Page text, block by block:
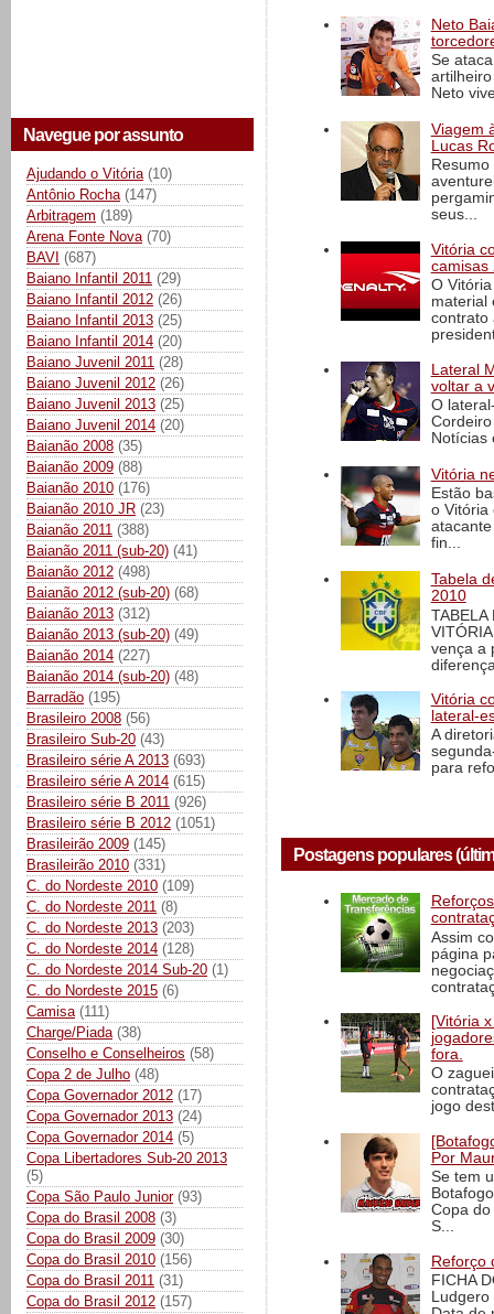
Navegue por assunto
Ajudando o Vitória (10)
Antônio Rocha (147)
Arbitragem (189)
Arena Fonte Nova (70)
BAVI (687)
Baiano Infantil 2011 (29)
Baiano Infantil 2012 (26)
Baiano Infantil 2013 (25)
Baiano Infantil 2014 (20)
Baiano Juvenil 2011 (28)
Baiano Juvenil 2012 (26)
Baiano Juvenil 2013 (25)
Baiano Juvenil 2014 (20)
Baianão 2008 (35)
Baianão 2009 (88)
Baianão 2010 (176)
Baianão 2010 JR (23)
Baianão 2011 (388)
Baianão 2011 (sub-20) (41)
Baianão 2012 (498)
Baianão 2012 (sub-20) (68)
Baianão 2013 (312)
Baianão 2013 (sub-20) (49)
Baianão 2014 (227)
Baianão 2014 (sub-20) (48)
Barradão (195)
Brasileiro 2008 (56)
Brasileiro Sub-20 (43)
Brasileiro série A 2013 (693)
Brasileiro série A 2014 (615)
Brasileiro série B 2011 (926)
Brasileiro série B 2012 (1051)
Brasileirão 2009 (145)
Brasileirão 2010 (331)
C. do Nordeste 2010 (109)
C. do Nordeste 2011 (8)
C. do Nordeste 2013 (203)
C. do Nordeste 2014 (128)
C. do Nordeste 2014 Sub-20 (1)
C. do Nordeste 2015 (6)
Camisa (111)
Charge/Piada (38)
Conselho e Conselheiros (58)
Copa 2 de Julho (48)
Copa Governador 2012 (17)
Copa Governador 2013 (24)
Copa Governador 2014 (5)
Copa Libertadores Sub-20 2013
(5)
Copa São Paulo Junior (93)
Copa do Brasil 2008 (3)
Copa do Brasil 2009 (30)
Copa do Brasil 2010 (156)
Copa do Brasil 2011 (31)
Copa do Brasil 2012 (157)
Neto
Se
Neto
Viagem
Lucas
seus...
Vitória
camisas
O
material
contrato
Lateral
voltar a
O
Notícias
Vitória
Estão
o Vitória
fin...
Tabela
2010
TABELA
vença a
Vitória
lateral-
A
para
Postagens populares
Assim
página
[Vitória
fora.
O
jogo
Por
Se tem
Copa
S...
Reforço
FICHA